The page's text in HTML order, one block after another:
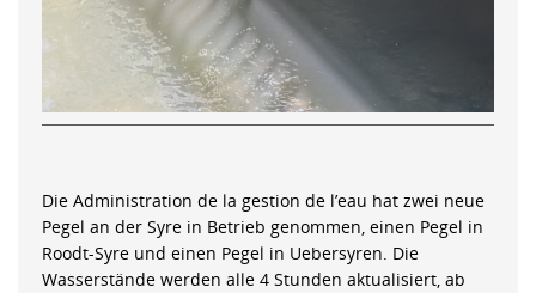
Die Administration de la gestion de l’eau hat zwei neue
Pegel an der Syre in Betrieb genommen, einen Pegel in
Roodt-Syre und einen Pegel in Uebersyren. Die
Wasserstände werden alle 4 Stunden aktualisiert, ab